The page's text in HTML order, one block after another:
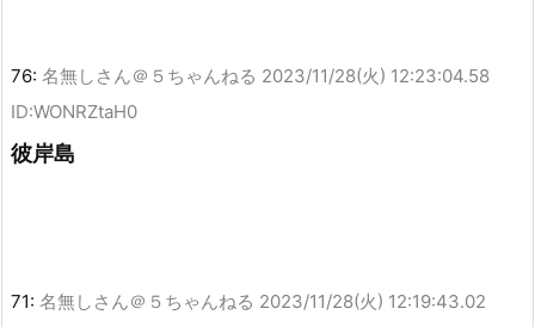
76: 名無しさん＠５ちゃんねる 2023/11/28(火) 12:23:04.58
ID:WONRZtaH0
彼岸島
71: 名無しさん＠５ちゃんねる 2023/11/28(火) 12:19:43.02